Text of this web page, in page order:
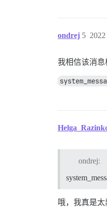
ondrej 5
我相信该消息
ondrej:
哦，我真是